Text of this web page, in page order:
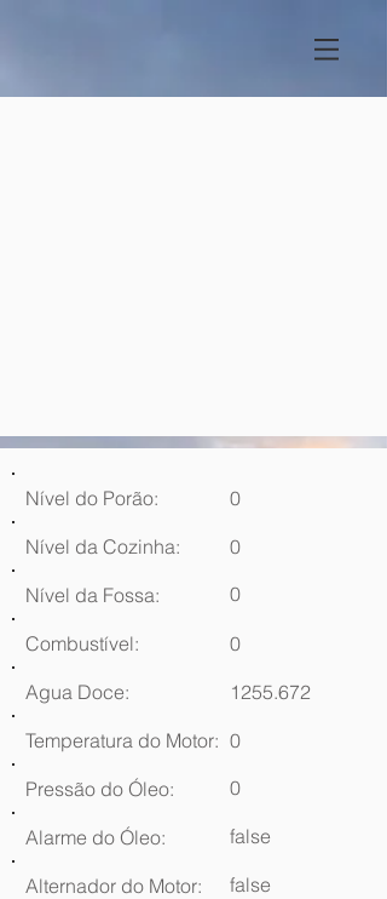
Nível do Porão:
0
Nível da Cozinha:
0
Nível da Fossa:
0
Combustível:
0
Agua Doce:
1255.672
Temperatura do Motor: 0
Pressão do Óleo:
0
Alarme do Óleo: false
Alternador do Motor: false